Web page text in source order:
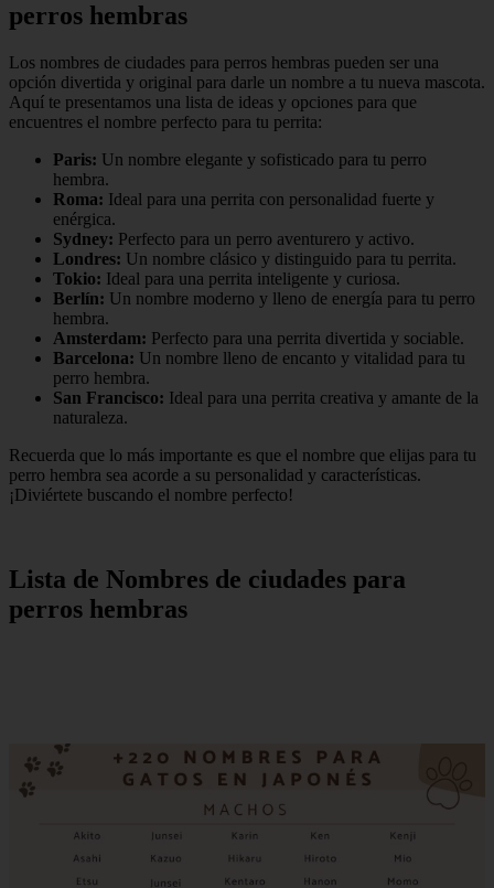
perros hembras
Los nombres de ciudades para perros hembras pueden ser una
opción divertida y original para darle un nombre a tu nueva mascota.
Aquí te presentamos una lista de ideas y opciones para que
encuentres el nombre perfecto para tu perrita:
Paris: Un nombre elegante y sofisticado para tu perro
hembra.
Roma: Ideal para una perrita con personalidad fuerte y
enérgica.
Sydney: Perfecto para un perro aventurero y activo.
Londres: Un nombre clásico y distinguido para tu perrita.
Tokio: Ideal para una perrita inteligente y curiosa.
Berlín: Un nombre moderno y lleno de energía para tu perro
hembra.
Amsterdam: Perfecto para una perrita divertida y sociable.
Barcelona: Un nombre lleno de encanto y vitalidad para tu
perro hembra.
San Francisco: Ideal para una perrita creativa y amante de la
naturaleza.
Recuerda que lo más importante es que el nombre que elijas para tu
perro hembra sea acorde a su personalidad y características.
¡Diviértete buscando el nombre perfecto!
Lista de Nombres de ciudades para
perros hembras